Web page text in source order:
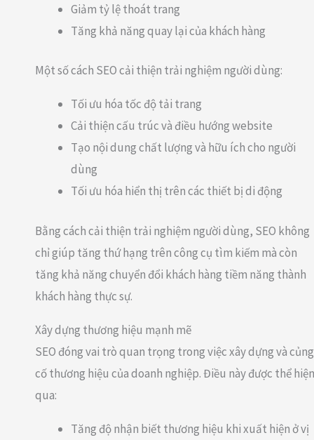
Giảm tỷ lệ thoát trang
Tăng khả năng quay lại của khách hàng
Một số cách SEO cải thiện trải nghiệm người dùng:
Tối ưu hóa tốc độ tải trang
Cải thiện cấu trúc và điều hướng website
Tạo nội dung chất lượng và hữu ích cho người
dùng
Tối ưu hóa hiển thị trên các thiết bị di động
Bằng cách cải thiện trải nghiệm người dùng, SEO không
chỉ giúp tăng thứ hạng trên công cụ tìm kiếm mà còn
tăng khả năng chuyển đổi khách hàng tiềm năng thành
khách hàng thực sự.
Xây dựng thương hiệu mạnh mẽ
SEO đóng vai trò quan trọng trong việc xây dựng và củng
cố thương hiệu của doanh nghiệp. Điều này được thể hiện
qua:
Tăng độ nhận biết thương hiệu khi xuất hiện ở vị